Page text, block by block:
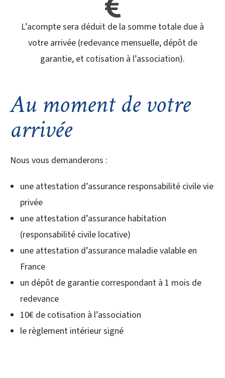
L’acompte sera déduit de la somme totale due à
votre arrivée (redevance mensuelle, dépôt de
garantie, et cotisation à l’association).
Au moment de votre
arrivée
Nous vous demanderons :
une attestation d’assurance responsabilité civile vie
privée
une attestation d’assurance habitation
(responsabilité civile locative)
une attestation d’assurance maladie valable en
France
un dépôt de garantie correspondant à 1 mois de
redevance
10€ de cotisation à l’association
le règlement intérieur signé